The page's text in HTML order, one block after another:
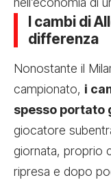
I cambi di
differenza
Nonostante il
campionato, i
spesso portato
giocatore
giornata, proprio
ripresa e dopo